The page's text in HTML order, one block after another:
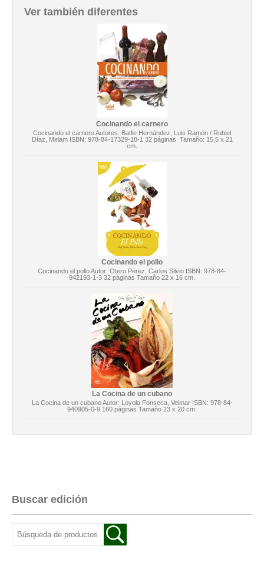
Ver también diferentes
Cocinando el carnero
Cocinando el carnero Autores: Batlle Hernández, Luis Ramón / Rubiel
Díaz, Miriam ISBN: 978-84-17329-18-1 32 páginas Tamaño: 15,5 x 21
cm.
Cocinando el pollo
Cocinando el pollo Autor: Otero Pérez, Carlos Silvio ISBN: 978-84-
942193-1-3 32 páginas Tamaño 22 x 16 cm.
La Cocina de un cubano
La Cocina de un cubano Autor: Loyola Fonseca, Veimar ISBN: 978-84-
940905-0-9 160 páginas Tamaño 23 x 20 cm.
Buscar edición